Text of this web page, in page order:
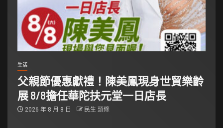
生活
父親節優惠獻禮！陳美鳳現身世貿樂齡
展 8/8擔任華陀扶元堂一日店長
2026 年 8 月 8 日 民生 頭條